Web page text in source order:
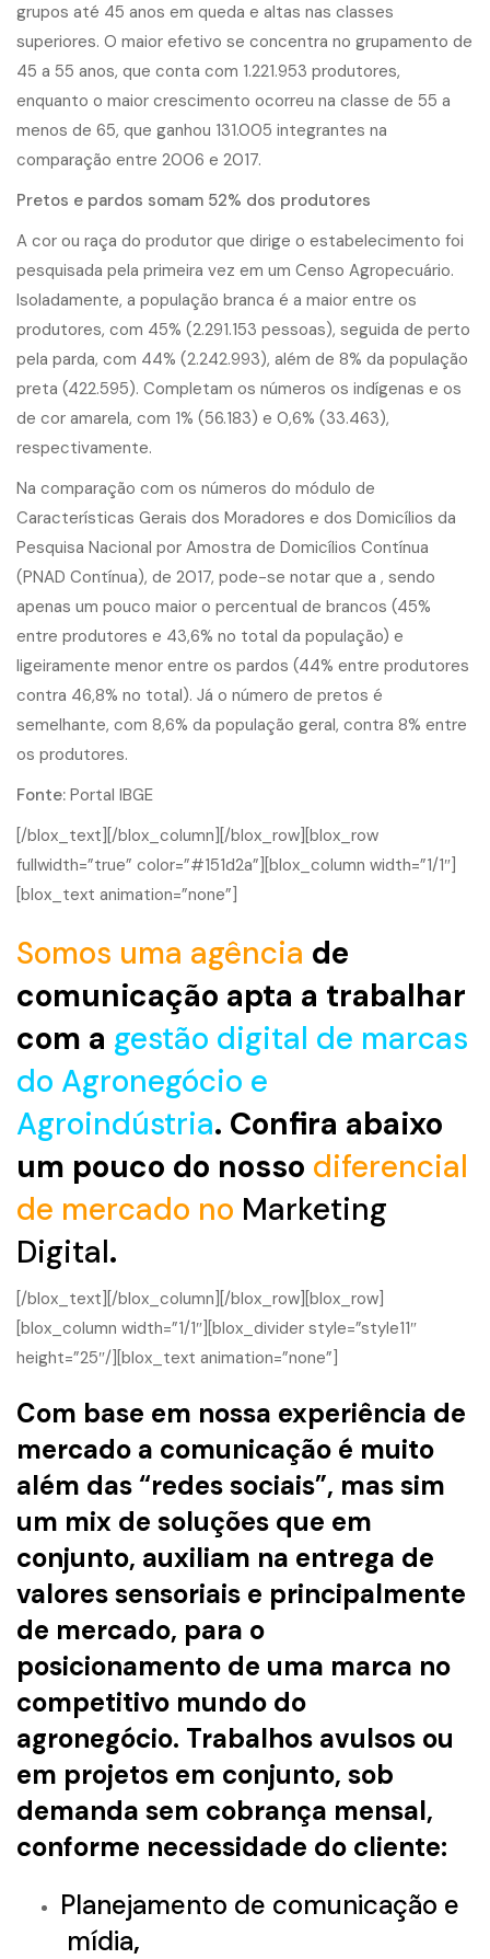
grupos até 45 anos em queda e altas nas classes
superiores. O maior efetivo se concentra no grupamento de
45 a 55 anos, que conta com 1.221.953 produtores,
enquanto o maior crescimento ocorreu na classe de 55 a
menos de 65, que ganhou 131.005 integrantes na
comparação entre 2006 e 2017.
Pretos e pardos somam 52% dos produtores
A cor ou raça do produtor que dirige o estabelecimento foi
pesquisada pela primeira vez em um Censo Agropecuário.
Isoladamente, a população branca é a maior entre os
produtores, com 45% (2.291.153 pessoas), seguida de perto
pela parda, com 44% (2.242.993), além de 8% da população
preta (422.595). Completam os números os indígenas e os
de cor amarela, com 1% (56.183) e 0,6% (33.463),
respectivamente.
Na comparação com os números do módulo de
Características Gerais dos Moradores e dos Domicílios da
Pesquisa Nacional por Amostra de Domicílios Contínua
(PNAD Contínua), de 2017, pode-se notar que a ­, sendo
apenas um pouco maior o percentual de brancos (45%
entre produtores e 43,6% no total da população) e
ligeiramente menor entre os pardos (44% entre produtores
contra 46,8% no total). Já o número de pretos é
semelhante, com 8,6% da população geral, contra 8% entre
os produtores.
Fonte: Portal IBGE
[/blox_text][/blox_column][/blox_row][blox_row
fullwidth=”true” color=”#151d2a”][blox_column width=”1/1″]
[blox_text animation=”none”]
Somos uma agência de
comunicação apta a trabalhar
com a gestão digital de marcas
do Agronegócio e
Agroindústria. Confira abaixo
um pouco do nosso diferencial
de mercado no Marketing
Digital.
[/blox_text][/blox_column][/blox_row][blox_row]
[blox_column width=”1/1″][blox_divider style=”style11″
height=”25″/][blox_text animation=”none”]
Com base em nossa experiência de
mercado a comunicação é muito
além das “redes sociais”, mas sim
um mix de soluções que em
conjunto, auxiliam na entrega de
valores sensoriais e principalmente
de mercado, para o
posicionamento de uma marca no
competitivo mundo do
agronegócio. Trabalhos avulsos ou
em projetos em conjunto, sob
demanda sem cobrança mensal,
conforme necessidade do cliente:
Planejamento de comunicação e
mídia,